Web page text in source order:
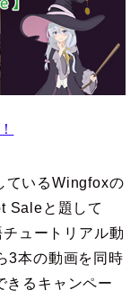
ているWingfoxの
Saleと題して
ュートリアル動
3本の動画を同時
きるキャンペー